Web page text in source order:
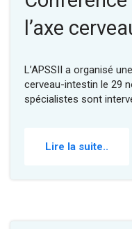
l’axe
L’APSSII a organisé
cerveau-intestin le 29
spécialistes sont
Lire la suite..